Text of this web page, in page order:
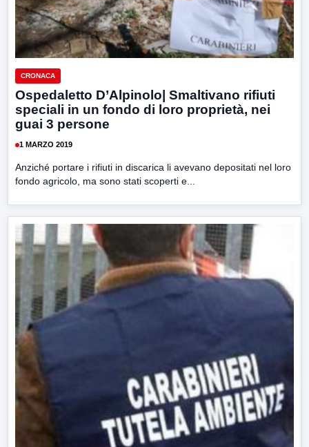
CRONACA
Ospedaletto D’Alpinolo| Smaltivano rifiuti
speciali in un fondo di loro proprietà, nei
guai 3 persone
1 MARZO 2019
Anziché portare i rifiuti in discarica li avevano depositati nel loro
fondo agricolo, ma sono stati scoperti e...